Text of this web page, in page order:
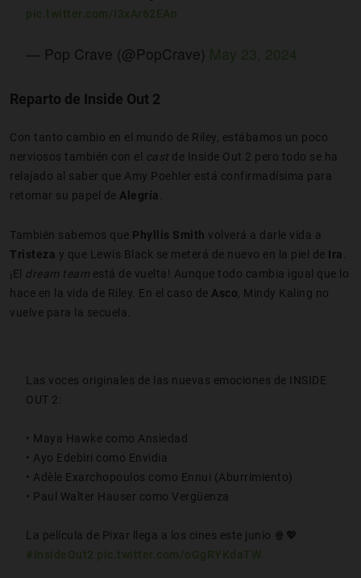
pic.twitter.com/I3xAr62EAn
— Pop Crave (@PopCrave) May 23, 2024
Reparto de Inside Out 2
Con tanto cambio en el mundo de Riley, estábamos un poco
nerviosos también con el
cast de Inside Out 2 pero todo se ha
relajado al saber que Amy Poehler está confirmadísima para
retomar su papel de Alegría.
También sabemos que Phyllis Smith volverá a darle vida a
Tristeza y que Lewis Black se meterá de nuevo en la piel de Ira.
¡El
dream team está de vuelta! Aunque todo cambia igual que lo
hace en la vida de Riley. En el caso de Asco, Mindy Kaling no
vuelve para la secuela.
Las voces originales de las nuevas emociones de INSIDE
OUT 2:
• Maya Hawke como Ansiedad
• Ayo Edebiri como Envidia
• Adèle Exarchopoulos como Ennui (Aburrimiento)
• Paul Walter Hauser como Vergüenza
La película de Pixar llega a los cines este junio 🍿💖
#InsideOut2 pic.twitter.com/oGgRYKdaTW